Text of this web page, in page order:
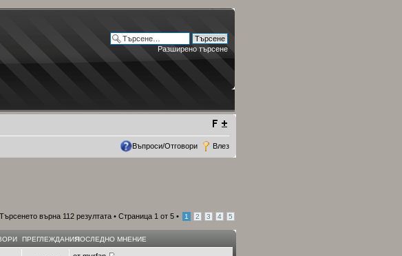
Разширено търсене
Въпроси/Отговори Влез
Търсенето върна 112 резултата • Страница 1 от 5 • 1 2 3 4 5
ПРЕГЛЕЖДАНИЯПОСЛЕДНО МНЕНИЕ